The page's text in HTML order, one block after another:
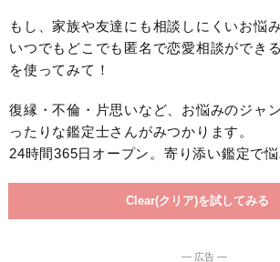
もし、家族や友達にも相談しにくいお悩
いつでもどこでも匿名で恋愛相談ができ
を使ってみて！
復縁・不倫・片思いなど、お悩みのジャ
ったりな鑑定士さんがみつかります。
24時間365日オープン。寄り添い鑑定で
Clear(クリア)を試してみる
― 広告 ―